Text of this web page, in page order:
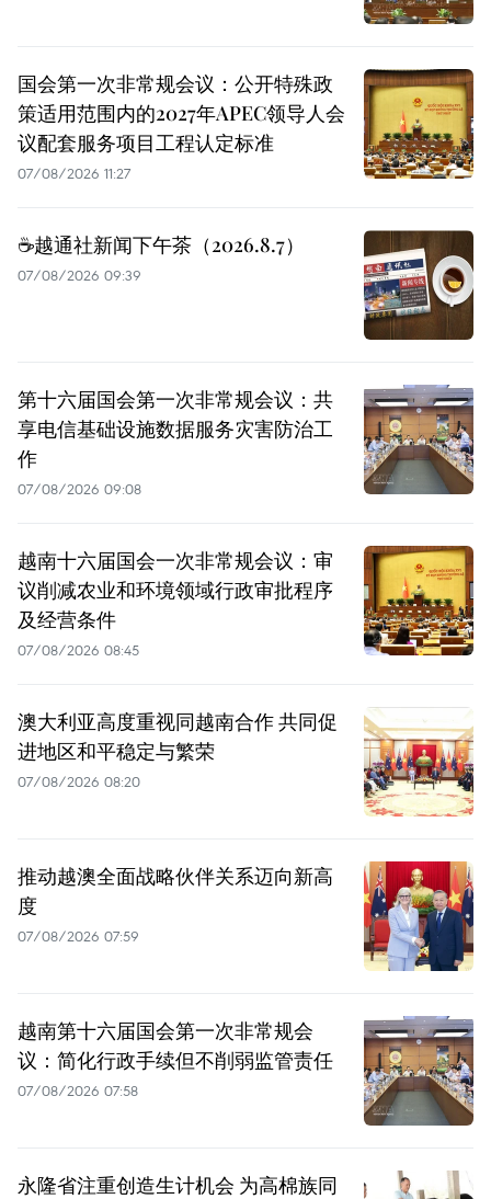
国会第一次非常规会议：公开特殊政
策适用范围内的2027年APEC领导人会
议配套服务项目工程认定标准
07/08/2026 11:27
☕️越通社新闻下午茶（2026.8.7）
07/08/2026 09:39
第十六届国会第一次非常规会议：共
享电信基础设施数据服务灾害防治工
作
07/08/2026 09:08
越南十六届国会一次非常规会议：审
议削减农业和环境领域行政审批程序
及经营条件
07/08/2026 08:45
澳大利亚高度重视同越南合作 共同促
进地区和平稳定与繁荣
07/08/2026 08:20
推动越澳全面战略伙伴关系迈向新高
度
07/08/2026 07:59
越南第十六届国会第一次非常规会
议：简化行政手续但不削弱监管责任
07/08/2026 07:58
永隆省注重创造生计机会 为高棉族同